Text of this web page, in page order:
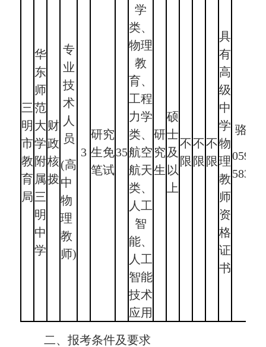
三
明
市
教
育
局
华
东
师
范
大
学
附
属
三
明
中
学
财
政
核
拨
专
业
技
术
人
员
(高
中
物
理
教
师)
3
研究
生免
笔试
35
学
类、
物理
教
育、
工程
力学
类、
航空
航天
类、
人工
智
能、
人工
智能
技术
应用
研
究
生
硕
士
及
以
上
不
限
不
限
不
限
具
有
高
级
中
学
物
理
教
师
资
格
证
书
骆老
0598-
二、报考条件及要求